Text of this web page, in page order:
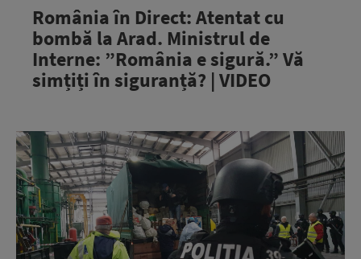
România în Direct: Atentat cu
bombă la Arad. Ministrul de
Interne: ”România e sigură.” Vă
simțiți în siguranță? | VIDEO